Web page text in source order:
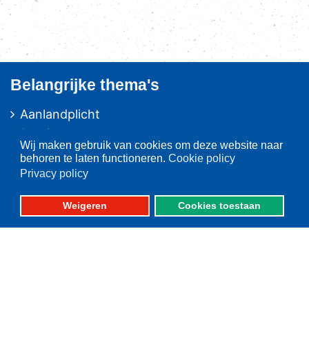
Wij maken gebruik van cookies om deze website naar
behoren te laten functioneren. Cookie policy
Privacy policy
Weigeren Cookies toestaan
Belangrijke thema's
Aanlandplicht
Brexit
Ruimtelijke ordening
Duurzaamheid
Innovatie
Algemeen/Overig beleid